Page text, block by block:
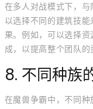
在多人对战模式下，
以选择不同的建筑技
果。例如，可以选择
成，以提高整个团队的
8. 不同种族
在魔兽争霸中，不同